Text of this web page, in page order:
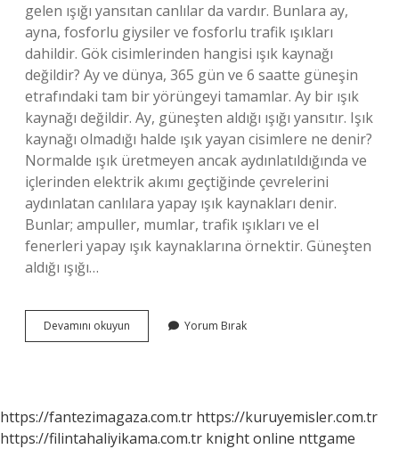
gelen ışığı yansıtan canlılar da vardır. Bunlara ay,
ayna, fosforlu giysiler ve fosforlu trafik ışıkları
dahildir. Gök cisimlerinden hangisi ışık kaynağı
değildir? Ay ve dünya, 365 gün ve 6 saatte güneşin
etrafındaki tam bir yörüngeyi tamamlar. Ay bir ışık
kaynağı değildir. Ay, güneşten aldığı ışığı yansıtır. Işık
kaynağı olmadığı halde ışık yayan cisimlere ne denir?
Normalde ışık üretmeyen ancak aydınlatıldığında ve
içlerinden elektrik akımı geçtiğinde çevrelerini
aydınlatan canlılara yapay ışık kaynakları denir.
Bunlar; ampuller, mumlar, trafik ışıkları ve el
fenerleri yapay ışık kaynaklarına örnektir. Güneşten
aldığı ışığı…
Devamını okuyun
Kaynağı
Gök
Cismi
Yorum Bırak
https://fantezimagaza.com.tr https://kuruyemisler.com.tr
https://filintahaliyikama.com.tr knight online nttgame